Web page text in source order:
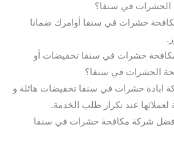
الحشرات في سنفا؟
حشرات في سنفا أوامرك ضمانا
حشرات في سنفا تخفيضات أو
الحشرات في سنفا؟
ابادة حشرات في سنفا تخفيضات هائلة و
عند تكرار طلب الخدمة.
شركة مكافحة حشرات في سنفا